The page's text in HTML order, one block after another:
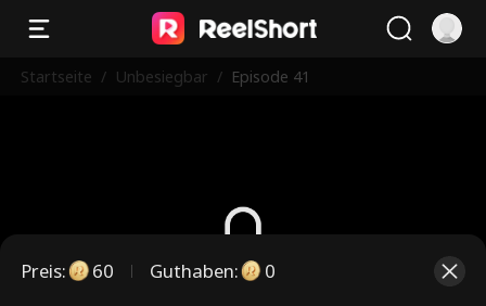
Startseite / Unbesiegbar / Episode 41
Preis: 60 Guthaben: 0